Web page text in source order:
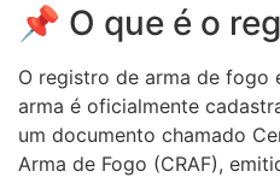
📌 O que é o
O registro de arma de fogo
arma é oficialmente
um documento chamado
Arma de Fogo (CRAF),